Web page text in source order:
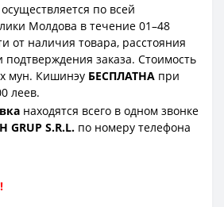
осуществляется по всей
Молдова в течение 01–48
от наличия товара, расстояния
подтверждения заказа. Стоимость
мун. Кишинэу БЕСПЛАТНА при
леев.
находятся всего в одном звонке
GRUP S.R.L. по номеру телефона